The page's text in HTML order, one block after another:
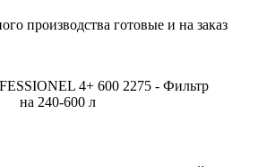
производства готовые и на заказ